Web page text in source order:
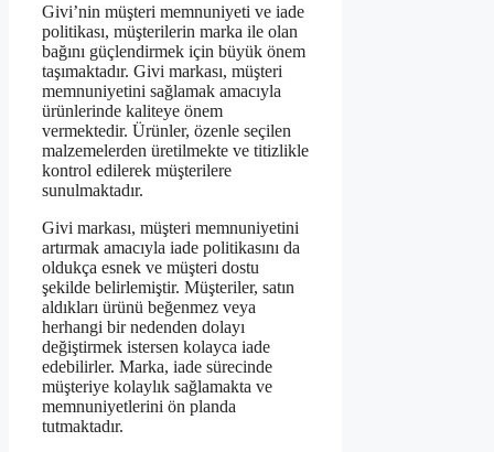
Givi’nin müşteri memnuniyeti ve iade
politikası, müşterilerin marka ile olan
bağını güçlendirmek için büyük önem
taşımaktadır. Givi markası, müşteri
memnuniyetini sağlamak amacıyla
ürünlerinde kaliteye önem
vermektedir. Ürünler, özenle seçilen
malzemelerden üretilmekte ve titizlikle
kontrol edilerek müşterilere
sunulmaktadır.
Givi markası, müşteri memnuniyetini
artırmak amacıyla iade politikasını da
oldukça esnek ve müşteri dostu
şekilde belirlemiştir. Müşteriler, satın
aldıkları ürünü beğenmez veya
herhangi bir nedenden dolayı
değiştirmek istersen kolayca iade
edebilirler. Marka, iade sürecinde
müşteriye kolaylık sağlamakta ve
memnuniyetlerini ön planda
tutmaktadır.